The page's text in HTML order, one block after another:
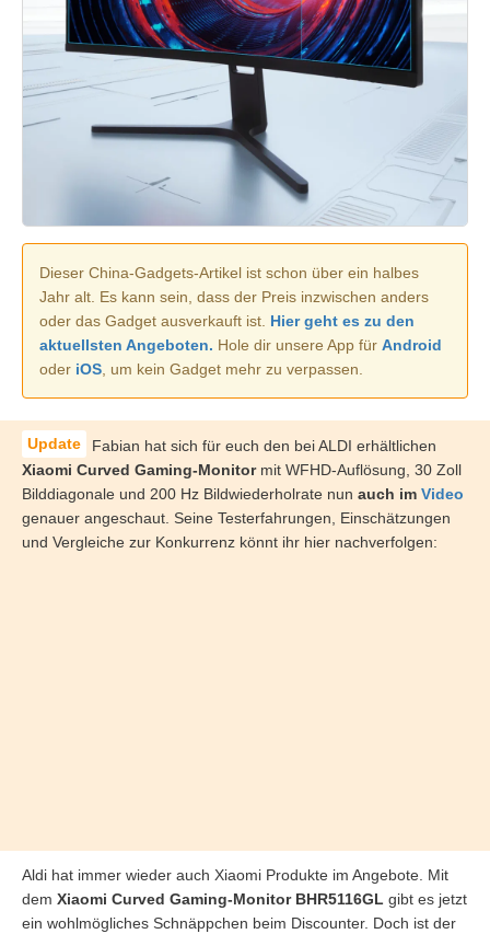
Dieser China-Gadgets-Artikel ist schon über ein halbes
Jahr alt. Es kann sein, dass der Preis inzwischen anders
oder das Gadget ausverkauft ist. Hier geht es zu den
aktuellsten Angeboten. Hole dir unsere App für Android
oder iOS , um kein Gadget mehr zu verpassen.
Fabian hat sich für euch den bei ALDI erhältlichen
Xiaomi Curved Gaming-Monitormit WFHD-Auflösung, 30 Zoll
Bilddiagonale und 200 Hz Bildwiederholrate nun auch im Video
genauer angeschaut. Seine Testerfahrungen, Einschätzungen
und Vergleiche zur Konkurrenz könnt ihr hier nachverfolgen:
Aldi hat immer wieder auch Xiaomi Produkte im Angebote. Mit
dem Xiaomi Curved Gaming-Monitor BHR5116GL gibt es jetzt
ein wohlmögliches Schnäppchen beim Discounter. Doch ist der